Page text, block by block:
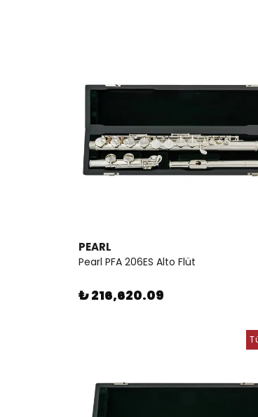
PEARL
Pearl PFA 206ES Alto Flüt
₺ 216,620.09